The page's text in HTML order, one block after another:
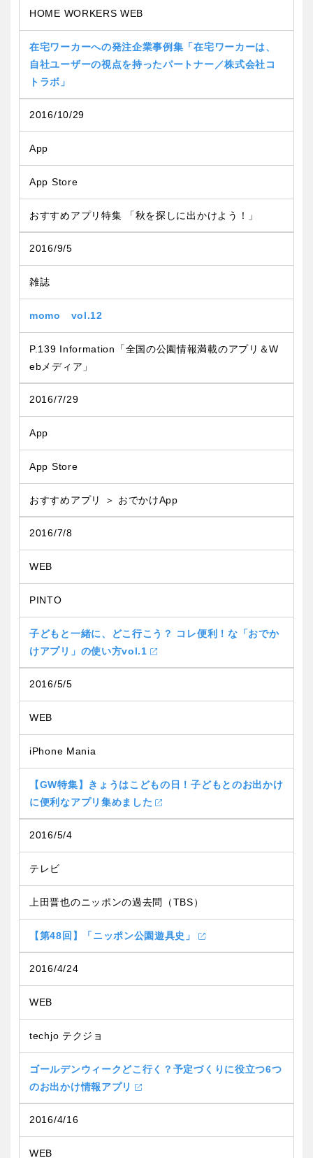
HOME WORKERS WEB
在宅ワーカーへの発注企業事例集「在宅ワーカーは、
自社ユーザーの視点を持ったパートナー／株式会社コ
トラボ」
2016/10/29
App
App Store
おすすめアプリ特集 「秋を探しに出かけよう！」
2016/9/5
雑誌
momo vol.12
P.139 Information「全国の公園情報満載のアプリ＆W
ebメディア」
2016/7/29
App
App Store
おすすめアプリ ＞ おでかけApp
2016/7/8
WEB
PINTO
子どもと一緒に、どこ行こう？ コレ便利！な「おでか
けアプリ」の使い方vol.1
2016/5/5
WEB
iPhone Mania
【GW特集】きょうはこどもの日！子どもとのお出かけ
に便利なアプリ集めました
2016/5/4
テレビ
上田晋也のニッポンの過去問（TBS）
【第48回】「ニッポン公園遊具史」
2016/4/24
WEB
techjo テクジョ
ゴールデンウィークどこ行く？予定づくりに役立つ6つ
のお出かけ情報アプリ
2016/4/16
WEB